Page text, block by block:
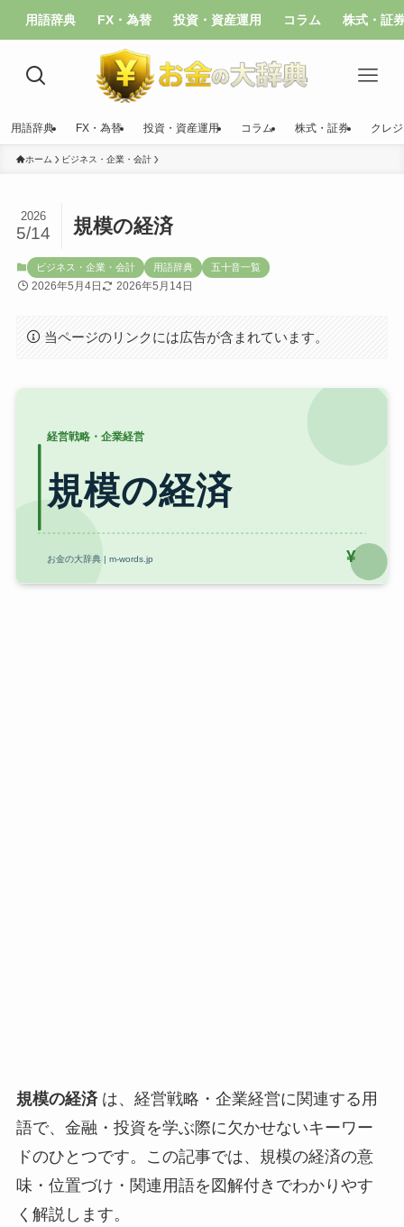
用語辞典 FX・為替 投資・資産運用 コラム 株式・証
用語辞典 FX・為替 投資・資産運用 コラム 株式・証券 クレ
ホーム ビジネス・企業・会計
規模の経済
2026
5/14
ビジネス・企業・会計 用語辞典 五十音一覧
2026年5月4日 2026年5月14日
当ページのリンクには広告が含まれています。
規模の経済は、経営戦略・企業経営に関連する用
語で、金融・投資を学ぶ際に欠かせないキーワー
ドのひとつです。この記事では、規模の経済の意
味・位置づけ・関連用語を図解付きでわかりやす
く解説します。